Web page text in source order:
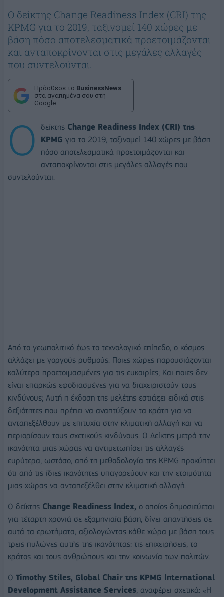
Ο δείκτης Change Readiness Index (CRI) της
KPMG για το 2019, ταξινομεί 140 χώρες με
βάση πόσο αποτελεσματικά προετοιμάζονται
και ανταποκρίνονται στις μεγάλες αλλαγές
που συντελούνται.
Πρόσθεσε το BusinessNews
στα αγαπημένα σου στη
Google
Ο δείκτης Change Readiness Index (CRI) της
KPMG για το 2019, ταξινομεί 140 χώρες με βάση
πόσο αποτελεσματικά προετοιμάζονται και
ανταποκρίνονται στις μεγάλες αλλαγές που
συντελούνται.
Από το γεωπολιτικό έως το τεχνολογικό επίπεδο, ο κόσμος
αλλάζει με γοργούς ρυθμούς. Ποιες χώρες παρουσιάζονται
καλύτερα προετοιμασμένες για τις ευκαιρίες; Και ποιες δεν
είναι επαρκώς εφοδιασμένες για να διαχειριστούν τους
κινδύνους; Αυτή η έκδοση της μελέτης εστιάζει ειδικά στις
δεξιότητες που πρέπει να αναπτύξουν τα κράτη για να
ανταπεξέλθουν με επιτυχία στην κλιματική αλλαγή και να
περιορίσουν τους σχετικούς κινδύνους. Ο Δείκτης μετρά την
ικανότητα μιας χώρας να αντιμετωπίσει τις αλλαγές
ευρύτερα, ωστόσο, από τη μεθοδολογία της KPMG προκύπτει
ότι από τις ίδιες ικανότητες υπαγορεύουν και την ετοιμότητα
μιας χώρας να ανταπεξέλθει στην κλιματική αλλαγή.
Ο δείκτης Change Readiness Index, ο οποίος δημοσιεύεται
για τέταρτη χρονιά σε εξαμηνιαία βάση, δίνει απαντήσεις σε
αυτά τα ερωτήματα, αξιολογώντας κάθε χώρα με βάση τους
τρεις πυλώνες αυτής της ικανότητας: τις επιχειρήσεις, το
κράτος και τους ανθρώπους και την κοινωνία των πολιτών.
Ο Timothy Stiles, Global Chair της KPMG International
Development Assistance Services, αναφέρει σχετικά: «Η